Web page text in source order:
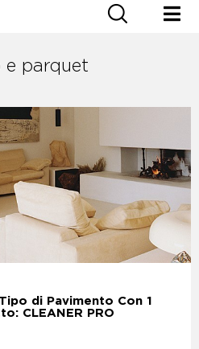
e parquet
di Pavimento Con 1
CLEANER PRO